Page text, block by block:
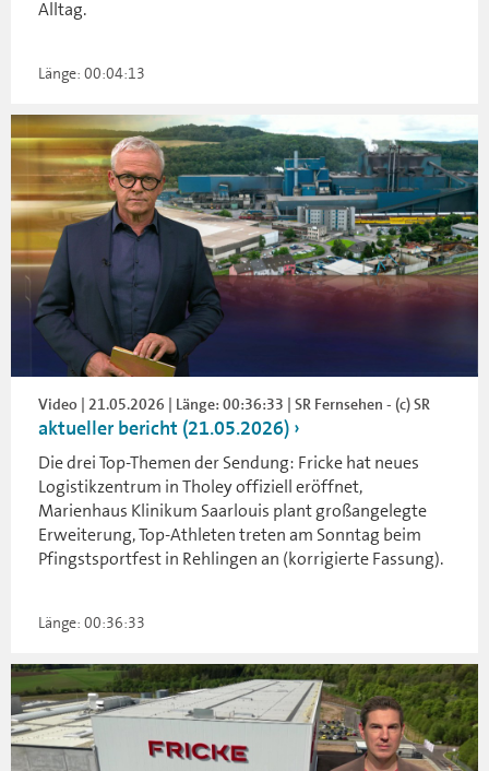
Alltag.
Länge: 00:04:13
Video | 21.05.2026 | Länge: 00:36:33 | SR Fernsehen - (c) SR
aktueller bericht (21.05.2026)
Die drei Top-Themen der Sendung: Fricke hat neues
Logistikzentrum in Tholey offiziell eröffnet,
Marienhaus Klinikum Saarlouis plant großangelegte
Erweiterung, Top-Athleten treten am Sonntag beim
Pfingstsportfest in Rehlingen an (korrigierte Fassung).
Länge: 00:36:33